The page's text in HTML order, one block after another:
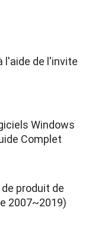
l'aide de l'invite
Windows
Complet
produit de
2007~2019)